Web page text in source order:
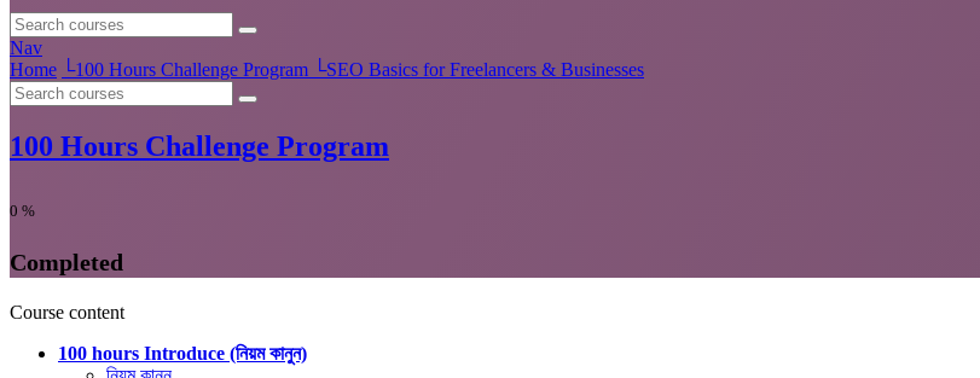
Nav
Home └100 Hours Challenge Program └SEO Basics for Freelancers & Businesses
100 Hours Challenge Program
0 %
Completed
Course content
100 hours Introduce (নিয়ম কানুন)